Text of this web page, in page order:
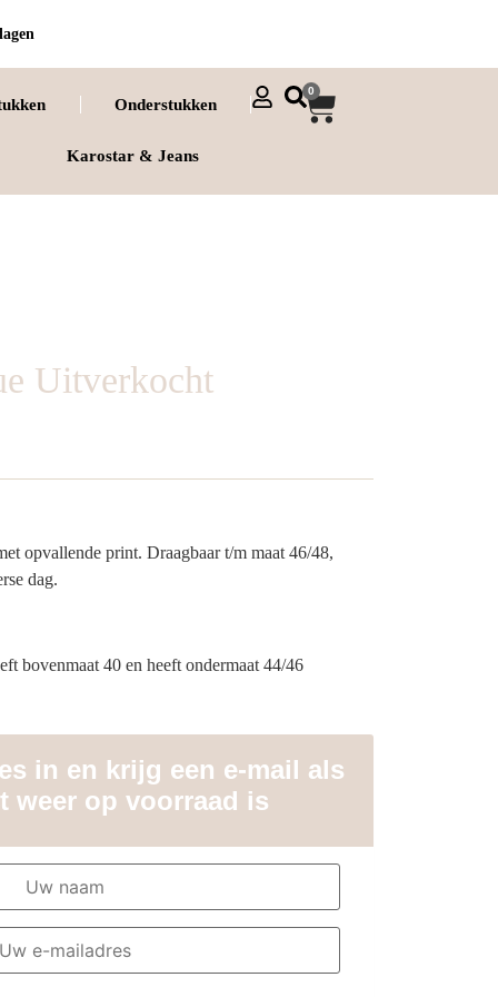
Onderstukken
Karostar & Jeans
0
Uitverkocht
opvallende print. Draagbaar t/m maat 46/48,
dag.
bovenmaat 40 en heeft ondermaat 44/46
in en krijg een e-mail als
weer op voorraad is